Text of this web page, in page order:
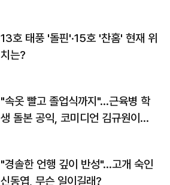
13호 태풍 '돌핀'·15호 '찬홈' 현재 위
치는?
"속옷 빨고 졸업식까지"…근육병 학
생 돌본 공익, 코미디언 김규원이었
"경솔한 언행 깊이 반성"…고개 숙인
신동엽, 무슨 일이길래?